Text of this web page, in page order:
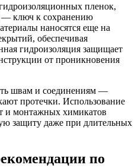
пленок,
— ключ к сохранению
наносятся еще на
обеспечивая
гидроизоляция защищает
от проникновения
швам и соединениям —
протечки. Использование
и монтажных химикатов
защиту даже при длительных
по